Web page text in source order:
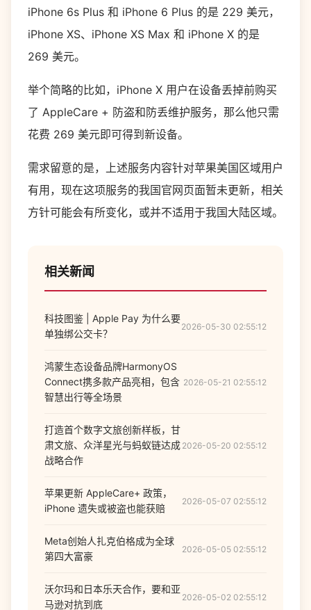
iPhone 6s Plus 和 iPhone 6 Plus 的是 229 美元，
iPhone XS、iPhone XS Max 和 iPhone X 的是
269 美元。
举个简略的比如，iPhone X 用户在设备丢掉前购买
了 AppleCare + 防盗和防丢维护服务，那么他只需
花费 269 美元即可得到新设备。
需求留意的是，上述服务内容针对苹果美国区域用户
有用，现在这项服务的我国官网页面暂未更新，相关
方针可能会有所变化，或并不适用于我国大陆区域。
相关新闻
科技图鉴 | Apple Pay 为什么要
单独绑公交卡？
2026-05-30 02:55:12
鸿蒙生态设备品牌HarmonyOS
Connect携多款产品亮相，包含
智慧出行等全场景
2026-05-21 02:55:12
打造首个数字文旅创新样板，甘
肃文旅、众洋星光与蚂蚁链达成
战略合作
2026-05-20 02:55:12
苹果更新 AppleCare+ 政策，
iPhone 遗失或被盗也能获赔
2026-05-07 02:55:12
Meta创始人扎克伯格成为全球
第四大富豪
2026-05-05 02:55:12
沃尔玛和日本乐天合作，要和亚
马逊对抗到底
2026-05-02 02:55:12